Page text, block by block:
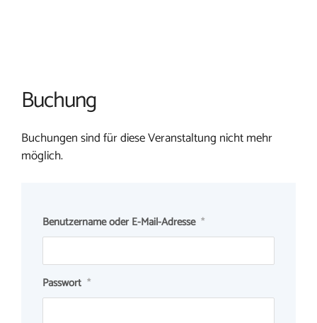
Buchung
Buchungen sind für diese Veranstaltung nicht mehr
möglich.
Benutzername oder E-Mail-Adresse *
Passwort *